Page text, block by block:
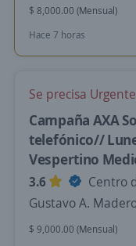
$ 8,000.00 (Mensual)
Hace 7 horas
Se precisa Urgente
Campaña AXA
telefónico//
Vespertino
3.6
Centro
Gustavo A.
$ 9,000.00 (Mensual)